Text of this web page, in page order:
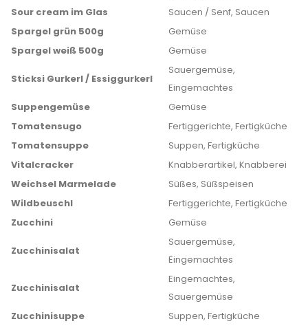
Sour cream im Glas
Saucen / Senf, Saucen
Spargel grün 500g
Gemüse
Spargel weiß 500g
Gemüse
Sticksi Gurkerl / Essiggurkerl
Sauergemüse,
Eingemachtes
Suppengemüse
Gemüse
Tomatensugo
Fertiggerichte, Fertigküche
Tomatensuppe
Suppen, Fertigküche
Vitalcracker
Knabberartikel, Knabberei
Weichsel Marmelade
Süßes, Süßspeisen
Wildbeuschl
Fertiggerichte, Fertigküche
Zucchini
Gemüse
Zucchinisalat
Sauergemüse,
Eingemachtes
Zucchinisalat
Eingemachtes,
Sauergemüse
Zucchinisuppe
Suppen, Fertigküche